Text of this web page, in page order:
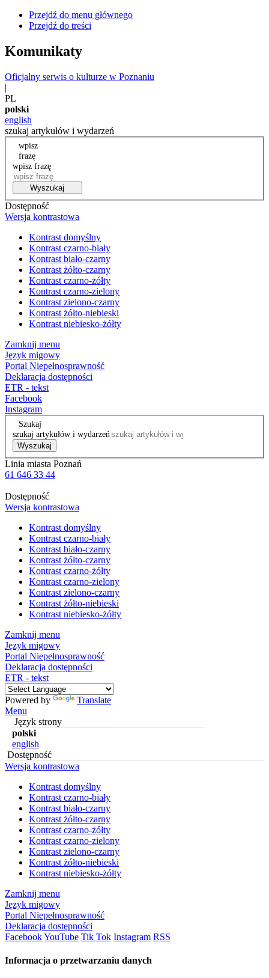
Przejdź do menu głównego
Przejdź do treści
Komunikaty
Oficjalny serwis o kulturze w Poznaniu
|
PL
polski
english
szukaj artykułów i wydarzeń
wpisz
frazę
wpisz frazę
Wyszukaj
Dostępność
Wersja kontrastowa
Kontrast domyślny
Kontrast czarno-biały
Kontrast biało-czarny
Kontrast żółto-czarny
Kontrast czarno-żółty
Kontrast czarno-zielony
Kontrast zielono-czarny
Kontrast żółto-niebieski
Kontrast niebiesko-żółty
Zamknij menu
Język migowy
Portal Niepełnosprawność
Deklaracja dostępności
ETR - tekst
Facebook
Instagram
Szukaj
szukaj artykułów i wydarzeń
Wyszukaj
Linia miasta Poznań
61 646 33 44
Dostępność
Wersja kontrastowa
Kontrast domyślny
Kontrast czarno-biały
Kontrast biało-czarny
Kontrast żółto-czarny
Kontrast czarno-żółty
Kontrast czarno-zielony
Kontrast zielono-czarny
Kontrast żółto-niebieski
Kontrast niebiesko-żółty
Zamknij menu
Język migowy
Portal Niepełnosprawność
Deklaracja dostępności
ETR - tekst
Powered by
Translate
Menu
Język strony
polski
english
Dostępność
Wersja kontrastowa
Kontrast domyślny
Kontrast czarno-biały
Kontrast biało-czarny
Kontrast żółto-czarny
Kontrast czarno-żółty
Kontrast czarno-zielony
Kontrast zielono-czarny
Kontrast żółto-niebieski
Kontrast niebiesko-żółty
Zamknij menu
Język migowy
Portal Niepełnosprawność
Deklaracja dostępności
FacebookYouTube Tik Tok Instagram RSS
Informacja o przetwarzaniu danych